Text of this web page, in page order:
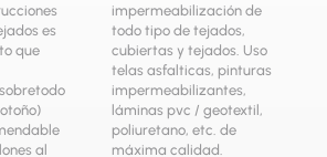
es
que
al
impermeabilización de
todo tipo de tejados,
cubiertas y tejados. Uso
telas asfalticas, pinturas
impermeabilizantes,
láminas pvc / geotextil,
poliuretano, etc. de
máxima calidad.